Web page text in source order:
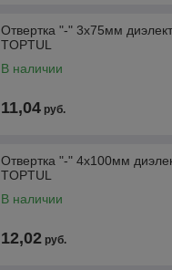
Отвертка "-" 3x75мм
TOPTUL
В наличии
11,04 руб.
Отвертка "-" 4x100мм
TOPTUL
В наличии
12,02 руб.